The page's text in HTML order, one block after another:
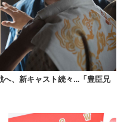
、新キャスト続々…「豊臣兄